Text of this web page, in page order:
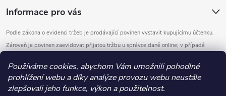
Používáme cookies, abychom Vám umožnili pohodlné
prohlížení webu a díky analýze provozu webu neustále
zlepšovali jeho funkce, výkon a použitelnost.
Informace pro vás
Podle zákona o evidenci tržeb je prodávající povinen vystavit kupujícímu účtenku.
Zároveň je povinen zaevidovat přijatou tržbu u správce daně online; v případě
Copyright 2026DOMYS. Všechna práva vyhrazena.